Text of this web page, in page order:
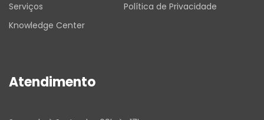
Serviços
Knowledge Center
Política de Privacidade
Atendimento